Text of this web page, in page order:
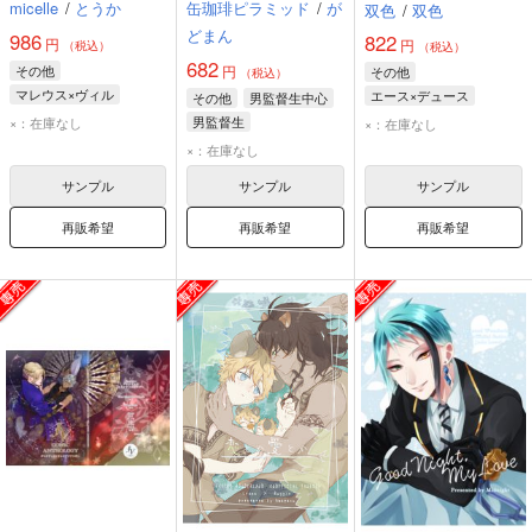
micelle / とうか
986 円 （税込）
その他
マレウス×ヴィル
ヴィル・シェーンハイト
×：在庫なし
サンプル
再販希望
延期することになっ
た。
缶珈琲ピラミッド / が
どまん
682 円 （税込）
その他
男監督生中心
男監督生
トレイ・クローバー
レオナ・キングスカラー
×：在庫なし
サンプル
再販希望
双色 / 双色
822円 （税込）
その他
エース×デュース
デュース・スペード
×：在庫なし
サンプル
再販希望